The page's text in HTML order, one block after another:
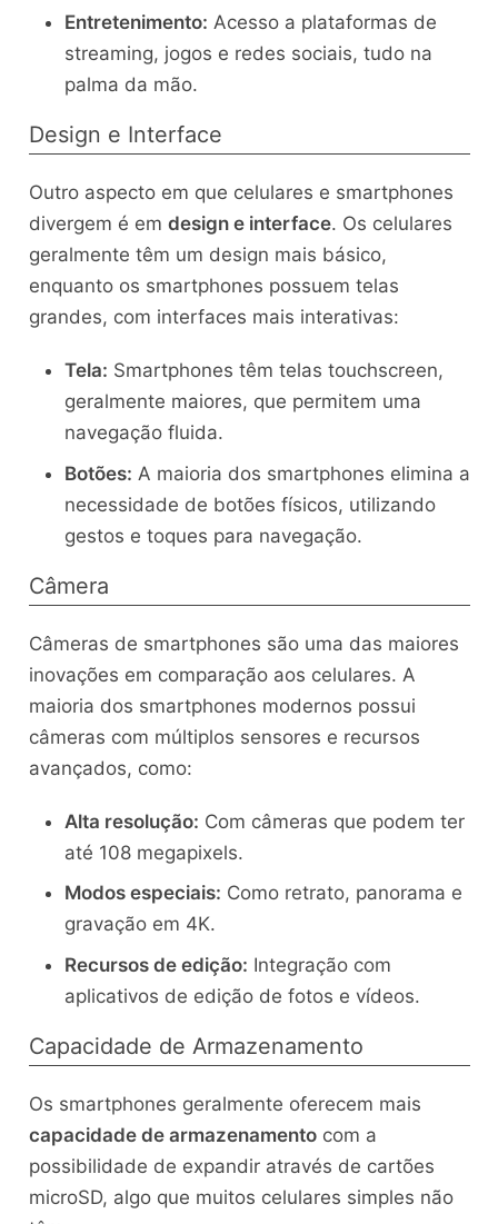
Entretenimento: Acesso a plataformas de
streaming, jogos e redes sociais, tudo na
palma da mão.
Design e Interface
Outro aspecto em que celulares e smartphones
divergem é em design e interface. Os celulares
geralmente têm um design mais básico,
enquanto os smartphones possuem telas
grandes, com interfaces mais interativas:
Tela: Smartphones têm telas touchscreen,
geralmente maiores, que permitem uma
navegação fluida.
Botões: A maioria dos smartphones elimina a
necessidade de botões físicos, utilizando
gestos e toques para navegação.
Câmera
Câmeras de smartphones são uma das maiores
inovações em comparação aos celulares. A
maioria dos smartphones modernos possui
câmeras com múltiplos sensores e recursos
avançados, como:
Alta resolução: Com câmeras que podem ter
até 108 megapixels.
Modos especiais: Como retrato, panorama e
gravação em 4K.
Recursos de edição: Integração com
aplicativos de edição de fotos e vídeos.
Capacidade de Armazenamento
Os smartphones geralmente oferecem mais
capacidade de armazenamentocom a
possibilidade de expandir através de cartões
microSD, algo que muitos celulares simples não